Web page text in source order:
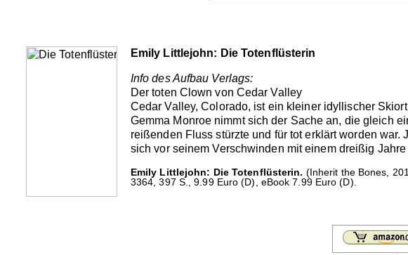
Emily Littlejohn: Die Totenflüsterin
Info des Aufbau Verlags:
Der toten Clown von Cedar Valley
Cedar Valley, Colorado, ist ein kleiner idyllischer
Gemma Monroe nimmt sich der Sache an, die gleich
reißenden Fluss stürzte und für tot erklärt worden
sich vor seinem Verschwinden mit einem dreißig
Emily Littlejohn: Die Totenflüsterin. (Inherit the Bones,
3364, 397 S., 9.99 Euro (D), eBook 7.99 Euro (D).